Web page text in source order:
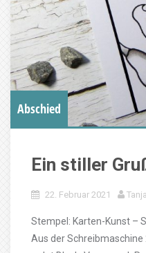
Abschied
Ein stiller
22. Februar 2021
Stempel: Karten-Kunst –
Aus der Schreibmaschine